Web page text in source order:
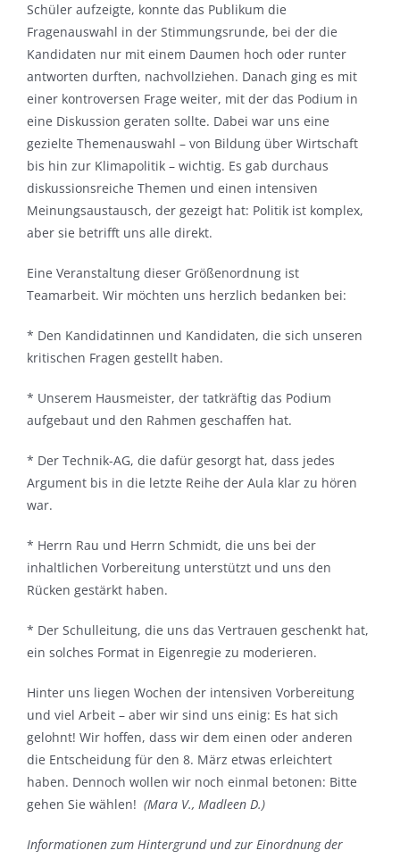
Schüler aufzeigte, konnte das Publikum die
Fragenauswahl in der Stimmungsrunde, bei der die
Kandidaten nur mit einem Daumen hoch oder runter
antworten durften, nachvollziehen. Danach ging es mit
einer kontroversen Frage weiter, mit der das Podium in
eine Diskussion geraten sollte. Dabei war uns eine
gezielte Themenauswahl – von Bildung über Wirtschaft
bis hin zur Klimapolitik – wichtig. Es gab durchaus
diskussionsreiche Themen und einen intensiven
Meinungsaustausch, der gezeigt hat: Politik ist komplex,
aber sie betrifft uns alle direkt.
Eine Veranstaltung dieser Größenordnung ist
Teamarbeit. Wir möchten uns herzlich bedanken bei:
* Den Kandidatinnen und Kandidaten, die sich unseren
kritischen Fragen gestellt haben.
* Unserem Hausmeister, der tatkräftig das Podium
aufgebaut und den Rahmen geschaffen hat.
* Der Technik-AG, die dafür gesorgt hat, dass jedes
Argument bis in die letzte Reihe der Aula klar zu hören
war.
* Herrn Rau und Herrn Schmidt, die uns bei der
inhaltlichen Vorbereitung unterstützt und uns den
Rücken gestärkt haben.
* Der Schulleitung, die uns das Vertrauen geschenkt hat,
ein solches Format in Eigenregie zu moderieren.
Hinter uns liegen Wochen der intensiven Vorbereitung
und viel Arbeit – aber wir sind uns einig: Es hat sich
gelohnt! Wir hoffen, dass wir dem einen oder anderen
die Entscheidung für den 8. März etwas erleichtert
haben. Dennoch wollen wir noch einmal betonen: Bitte
gehen Sie wählen! (Mara V., Madleen D.)
Informationen zum Hintergrund und zur Einordnung der